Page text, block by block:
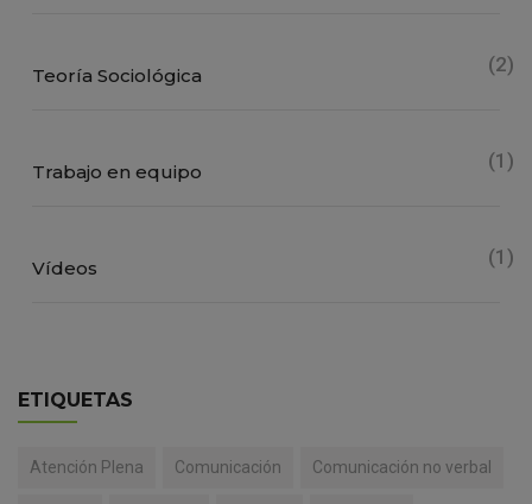
Teoría Sociológica (2)
Trabajo en equipo (1)
Vídeos (1)
ETIQUETAS
Atención Plena Comunicación Comunicación no verbal